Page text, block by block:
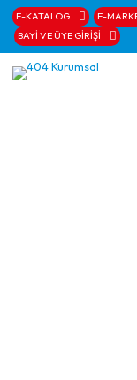
E-KATALOG
E-
BAYİ VE ÜYE GİRİŞİ